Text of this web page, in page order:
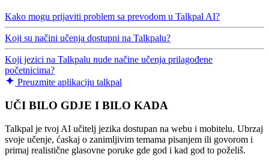
Kako mogu prijaviti problem sa prevodom u Talkpal AI?
Koji su načini učenja dostupni na Talkpalu?
Koji jezici na Talkpalu nude načine učenja prilagođene
početnicima?
Preuzmite aplikaciju talkpal
UČI BILO GDJE I BILO KADA
Talkpal je tvoj AI učitelj jezika dostupan na webu i mobitelu. Ubrzaj
svoje učenje, ćaskaj o zanimljivim temama pisanjem ili govorom i
primaj realistične glasovne poruke gde god i kad god to poželiš.